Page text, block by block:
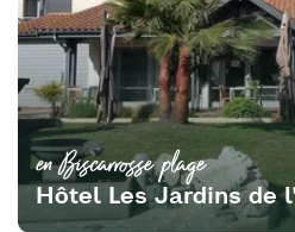
en Biscarrosse plage
Hôtel Les Jardins de